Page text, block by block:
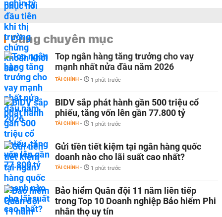
Cùng chuyên mục
Top ngân hàng tăng trưởng cho vay
mạnh nhất nửa đầu năm 2026
TÀI CHÍNH - 1 phút trước
BIDV sắp phát hành gần 500 triệu cổ
phiếu, tăng vốn lên gần 77.800 tỷ
TÀI CHÍNH - 1 phút trước
Gửi tiền tiết kiệm tại ngân hàng quốc
doanh nào cho lãi suất cao nhất?
TÀI CHÍNH - 1 phút trước
Bảo hiểm Quân đội 11 năm liên tiếp
trong Top 10 Doanh nghiệp Bảo hiểm Phi
nhân thọ uy tín